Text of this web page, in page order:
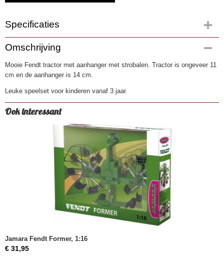
Specificaties
Productcode
4816
EAN code
8719247768933
Omschrijving
Mooie Fendt tractor met aanhanger met strobalen. Tractor is ongeveer 11
cm en de aanhanger is 14 cm.
Leuke speelset voor kinderen vanaf 3 jaar.
Ook interessant
Jamara Fendt Former, 1:16
€ 31,95